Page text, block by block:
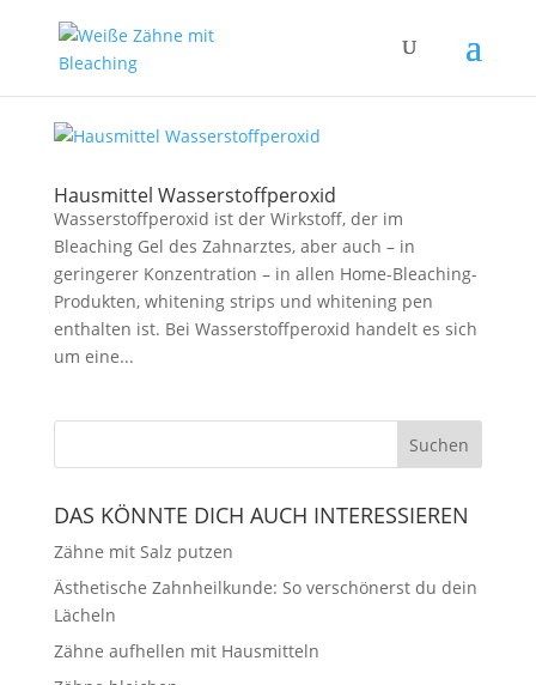
Hausmittel Wasserstoffperoxid
Wasserstoffperoxid ist der Wirkstoff, der im
Bleaching Gel des Zahnarztes, aber auch – in
geringerer Konzentration – in allen Home-Bleaching-
Produkten, whitening strips und whitening pen
enthalten ist. Bei Wasserstoffperoxid handelt es sich
um eine...
DAS KÖNNTE DICH AUCH INTERESSIEREN
Zähne mit Salz putzen
Ästhetische Zahnheilkunde: So verschönerst du dein
Lächeln
Zähne aufhellen mit Hausmitteln